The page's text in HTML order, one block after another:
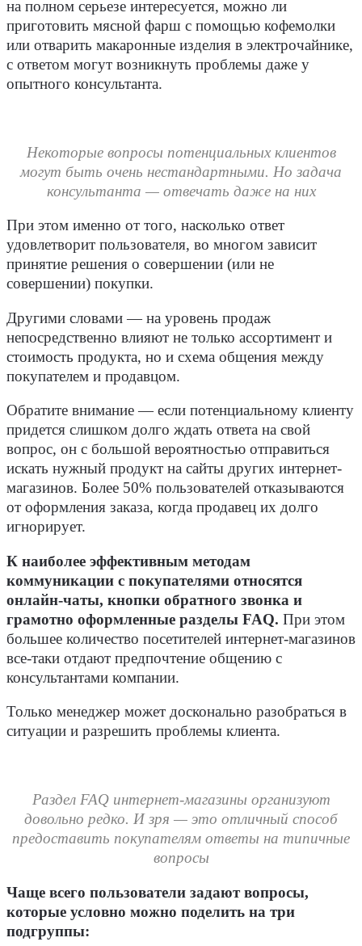
на полном серьезе интересуется, можно ли
приготовить мясной фарш с помощью кофемолки
или отварить макаронные изделия в электрочайнике,
с ответом могут возникнуть проблемы даже у
опытного консультанта.
Некоторые вопросы потенциальных клиентов
могут быть очень нестандартными. Но задача
консультанта — отвечать даже на них
При этом именно от того, насколько ответ
удовлетворит пользователя, во многом зависит
принятие решения о совершении (или не
совершении) покупки.
Другими словами — на уровень продаж
непосредственно влияют не только ассортимент и
стоимость продукта, но и схема общения между
покупателем и продавцом.
Обратите внимание — если потенциальному клиенту
придется слишком долго ждать ответа на свой
вопрос, он с большой вероятностью отправиться
искать нужный продукт на сайты других интернет-
магазинов. Более 50% пользователей отказываются
от оформления заказа, когда продавец их долго
игнорирует.
К наиболее эффективным методам
коммуникации с покупателями относятся
онлайн-чаты, кнопки обратного звонка и
грамотно оформленные разделы FAQ. При этом
большее количество посетителей интернет-магазинов
все-таки отдают предпочтение общению с
консультантами компании.
Только менеджер может досконально разобраться в
ситуации и разрешить проблемы клиента.
Раздел FAQ интернет-магазины организуют
довольно редко. И зря — это отличный способ
предоставить покупателям ответы на типичные
вопросы
Чаще всего пользователи задают вопросы,
которые условно можно поделить на три
подгруппы: